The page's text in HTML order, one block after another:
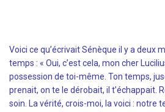
Voici ce qu’écrivait Sénèque il y a deux
temps : « Oui, c’est cela, mon cher
possession de toi-même. Ton temps,
prenait, on te le dérobait, il t’échappait.
soin. La vérité, crois-moi, la voici : notre